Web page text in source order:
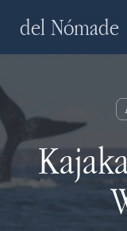
del Nómade